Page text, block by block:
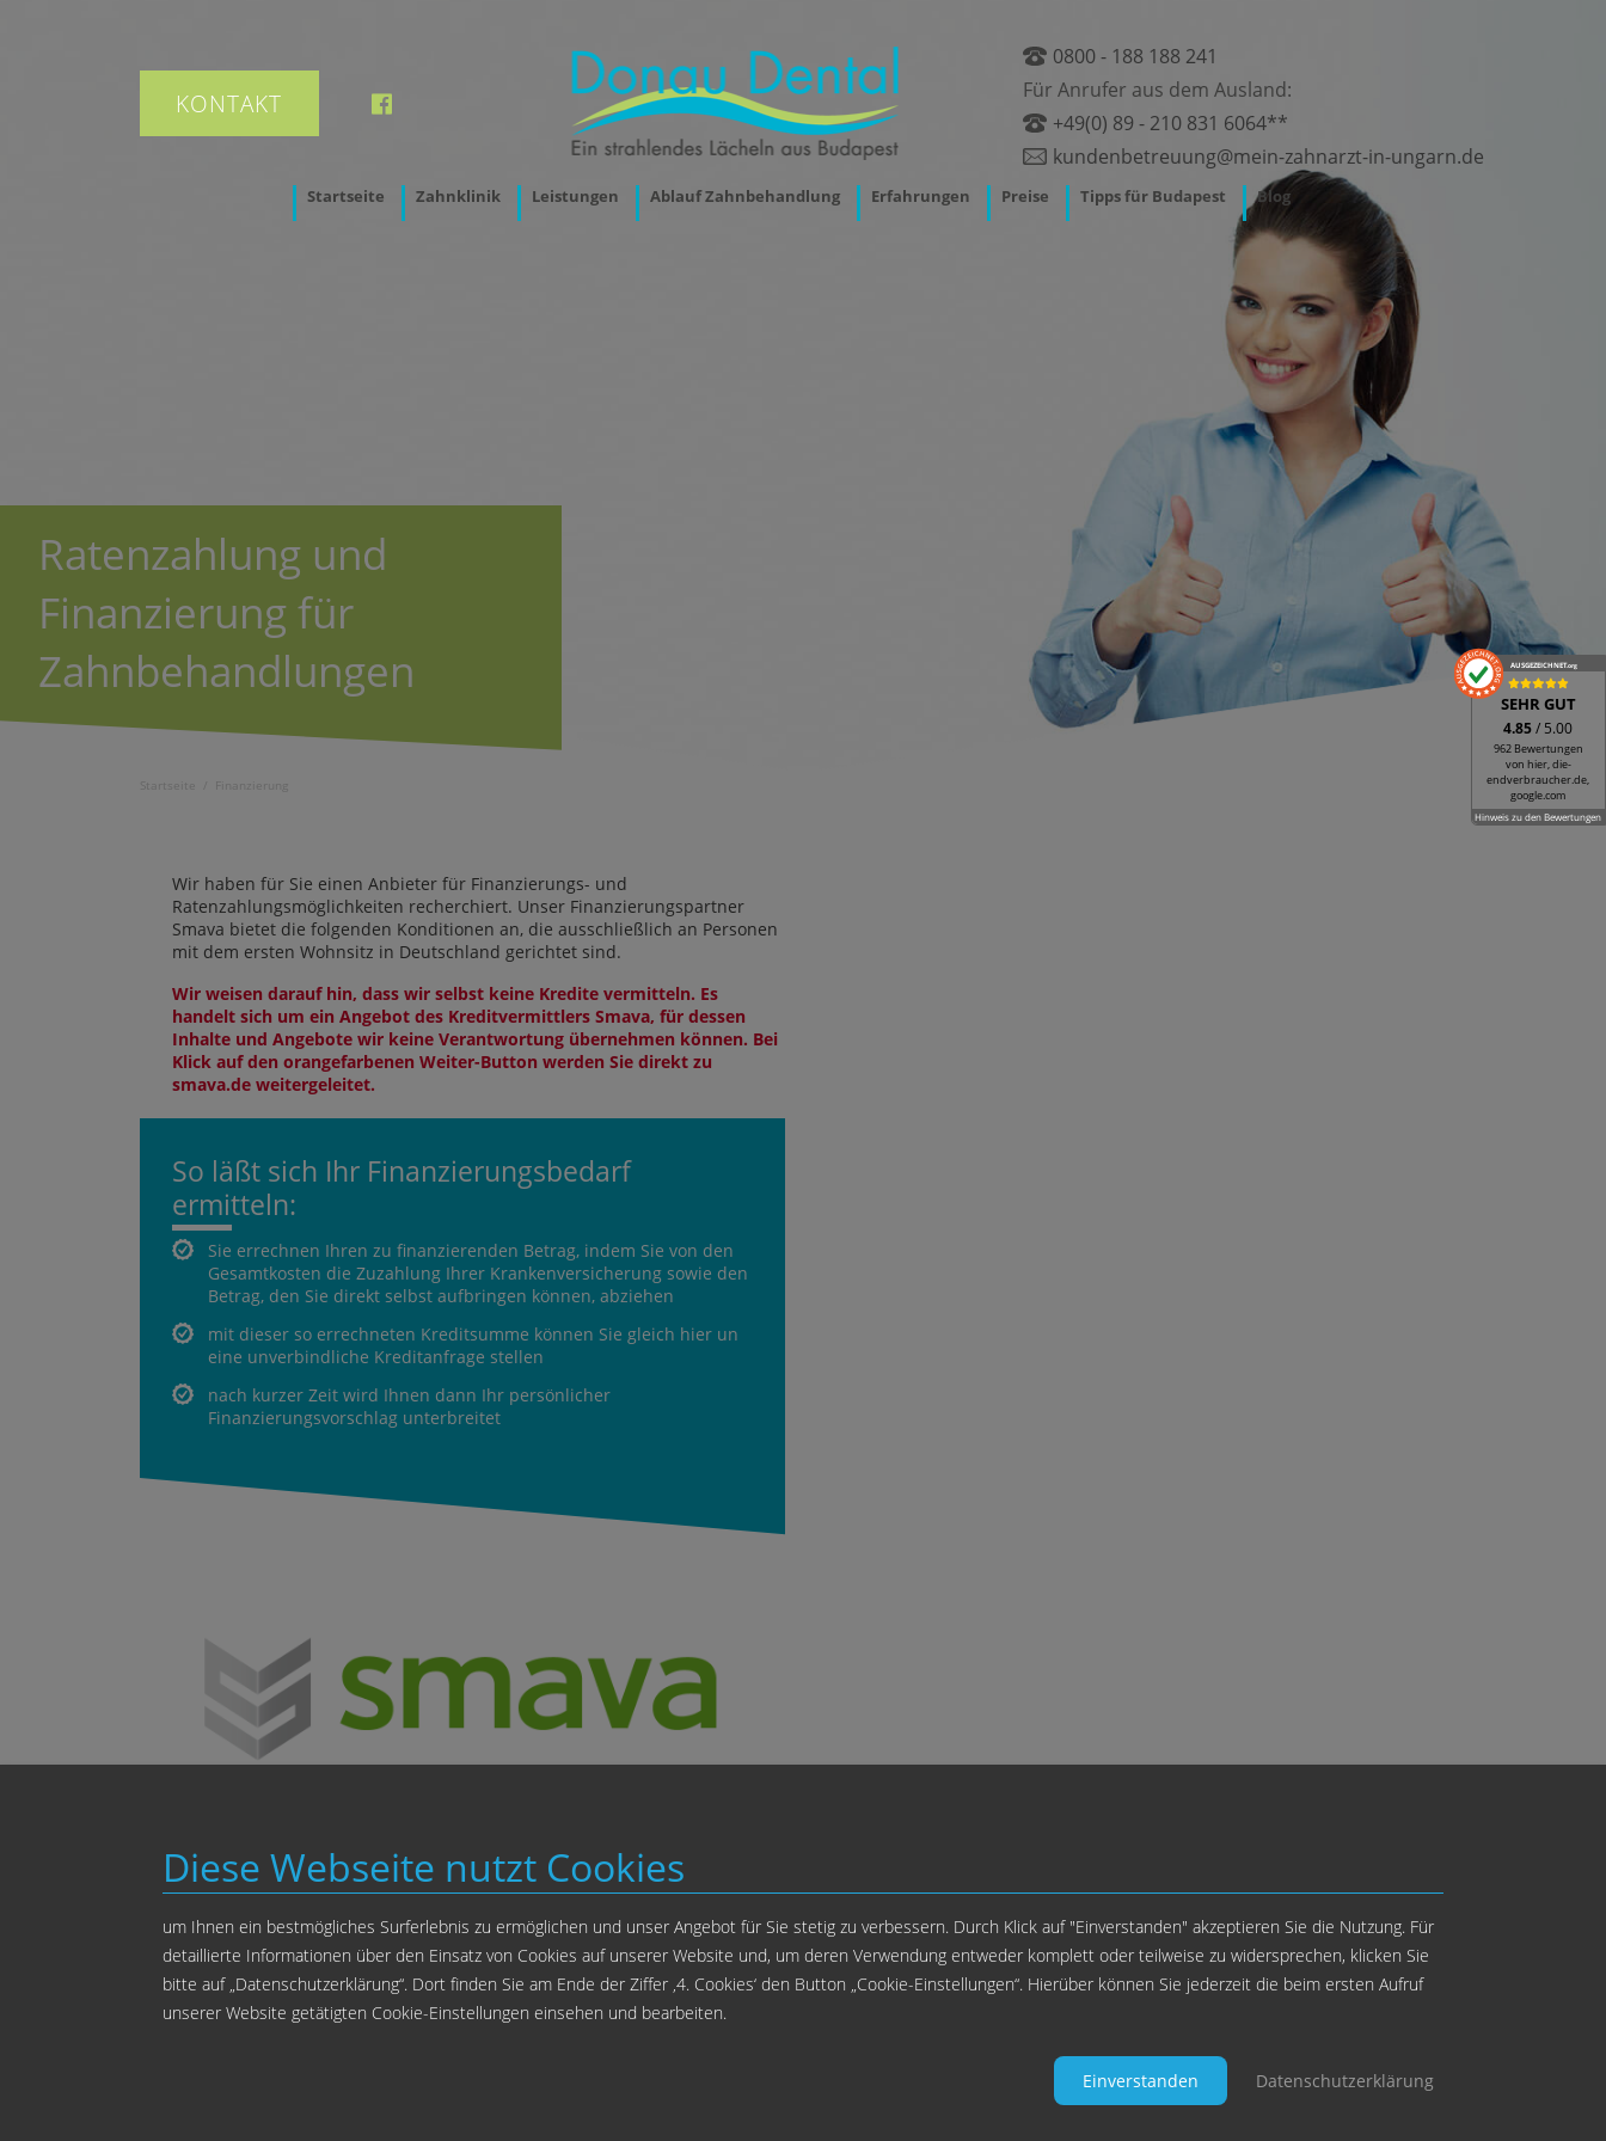
KONTAKT
0800 - 188 188 241
Für Anrufer aus dem Ausland:
+49(0) 89 - 210 831 6064**
kundenbetreuung@mein-zahnarzt-in-ungarn.de
Startseite Zahnklinik Leistungen Ablauf Zahnbehandlung Erfahrungen Preise Tipps für Budapest Blog
Ratenzahlung und
Finanzierung für
Zahnbehandlungen
Startseite Finanzierung
Wir haben für Sie einen Anbieter für Finanzierungs- und
Ratenzahlungsmöglichkeiten recherchiert. Unser Finanzierungspartner
Smava bietet die folgenden Konditionen an, die ausschließlich an Personen
mit dem ersten Wohnsitz in Deutschland gerichtet sind.
Wir weisen darauf hin, dass wir selbst keine Kredite vermitteln. Es
handelt sich um ein Angebot des Kreditvermittlers Smava, für dessen
Inhalte und Angebote wir keine Verantwortung übernehmen können. Bei
Klick auf den orangefarbenen Weiter-Button werden Sie direkt zu
smava.de weitergeleitet.
So läßt sich Ihr Finanzierungsbedarf
ermitteln:
Sie errechnen Ihren zu finanzierenden Betrag, indem Sie von den
Gesamtkosten die Zuzahlung Ihrer Krankenversicherung sowie den
Betrag, den Sie direkt selbst aufbringen können, abziehen
mit dieser so errechneten Kreditsumme können Sie gleich hier un
eine unverbindliche Kreditanfrage stellen
nach kurzer Zeit wird Ihnen dann Ihr persönlicher
Finanzierungsvorschlag unterbreitet
1von München und Nürnberg auch 1.Klasse-Zugticket | Flug: inkl. Handgepäck
2zzgl. 1 € Tourismusabgabe (Kurtaxe) pro Person und Nacht
Startseite Zahnklinik Leistungen Ablauf Zahnbehandlung Erfahrungen Preise Tipps für Budapest Kontakt
AUSGEZEICHNET.org
SEHR GUT
4.85/ 5.00
962 Bewertungen
von hier, die-
endverbraucher.de,
google.com
Hinweis zu den Bewertungen
Diese Webseite nutzt Cookies
um Ihnen ein bestmögliches Surferlebnis zu ermöglichen und unser Angebot für Sie stetig zu verbessern. Durch Klick auf "Einverstanden" akzeptieren Sie die Nutzung. Für
detaillierte Informationen über den Einsatz von Cookies auf unserer Website und, um deren Verwendung entweder komplett oder teilweise zu widersprechen, klicken Sie
bitte auf „Datenschutzerklärung“. Dort finden Sie am Ende der Ziffer ‚4. Cookies‘ den Button „Cookie-Einstellungen“. Hierüber können Sie jederzeit die beim ersten Aufruf
unserer Website getätigten Cookie-Einstellungen einsehen und bearbeiten.
Einverstanden Datenschutzerklärung